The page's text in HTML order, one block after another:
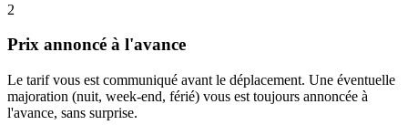
2
Prix annoncé à l'avance
Le tarif vous est communiqué avant le déplacement. Une éventuelle
majoration (nuit, week-end, férié) vous est toujours annoncée à
l'avance, sans surprise.